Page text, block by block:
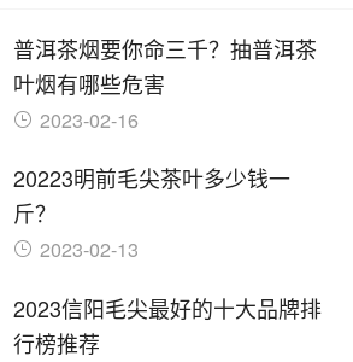
普洱茶烟要你命三千？抽普洱茶
叶烟有哪些危害
2023-02-16
20223明前毛尖茶叶多少钱一
斤？
2023-02-13
2023信阳毛尖最好的十大品牌排
行榜推荐